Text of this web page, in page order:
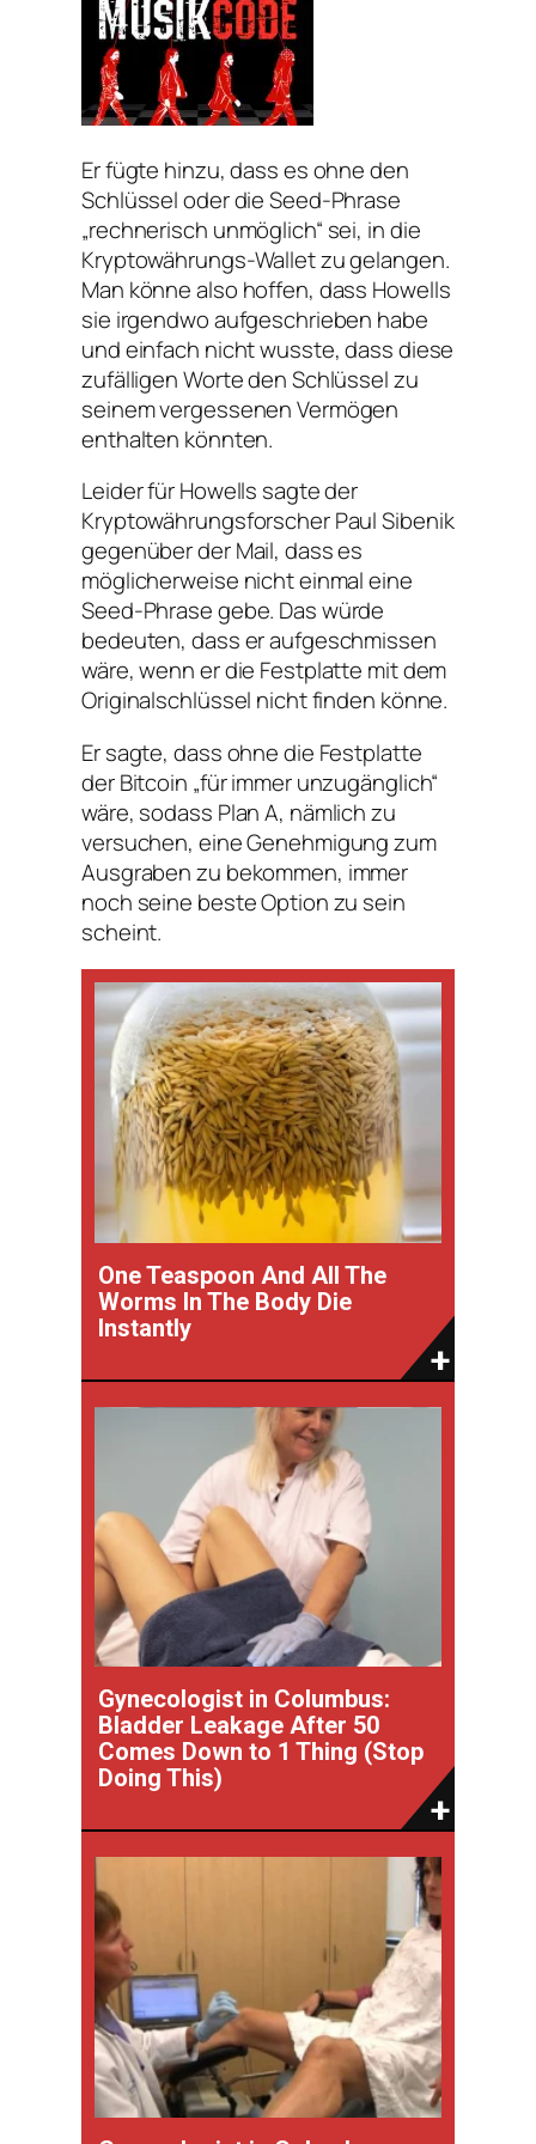
Er fügte hinzu, dass es ohne den
Schlüssel oder die Seed-Phrase
„rechnerisch unmöglich“ sei, in die
Kryptowährungs-Wallet zu gelangen.
Man könne also hoffen, dass Howells
sie irgendwo aufgeschrieben habe
und einfach nicht wusste, dass diese
zufälligen Worte den Schlüssel zu
seinem vergessenen Vermögen
enthalten könnten.
Leider für Howells sagte der
Kryptowährungsforscher Paul Sibenik
gegenüber der Mail, dass es
möglicherweise nicht einmal eine
Seed-Phrase gebe. Das würde
bedeuten, dass er aufgeschmissen
wäre, wenn er die Festplatte mit dem
Originalschlüssel nicht finden könne.
Er sagte, dass ohne die Festplatte
der Bitcoin „für immer unzugänglich“
wäre, sodass Plan A, nämlich zu
versuchen, eine Genehmigung zum
Ausgraben zu bekommen, immer
noch seine beste Option zu sein
scheint.
One Teaspoon And All The
Worms In The Body Die
Instantly
Gynecologist in Columbus:
Bladder Leakage After 50
Comes Down to 1 Thing (Stop
Doing This)